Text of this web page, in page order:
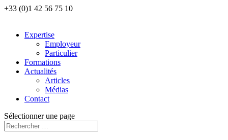
+33 (0)1 42 56 75 10
Expertise
Employeur
Particulier
Formations
Actualités
Articles
Médias
Contact
Sélectionner une page